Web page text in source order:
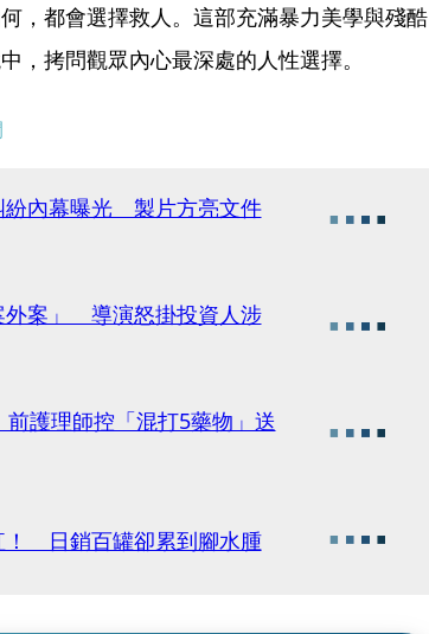
，都會選擇救人。這部充滿暴力美學與殘酷
，拷問觀眾內心最深處的人性選擇。
紛內幕曝光 製片方亮文件
外案」 導演怒掛投資人涉
護理師控「混打5藥物」送
！ 日銷百罐卻累到腳水腫